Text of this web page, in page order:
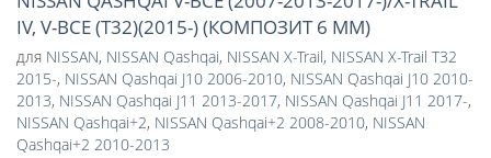
IV, V-ВСЕ (Т32)(2015-) (КОМПОЗИТ 6 ММ)
для NISSAN, NISSAN Qashqai, NISSAN X-Trail, NISSAN X-Trail T32
2015-, NISSAN Qashqai J10 2006-2010, NISSAN Qashqai J10 2010-
2013, NISSAN Qashqai J11 2013-2017, NISSAN Qashqai J11 2017-,
NISSAN Qashqai+2, NISSAN Qashqai+2 2008-2010, NISSAN
Qashqai+2 2010-2013